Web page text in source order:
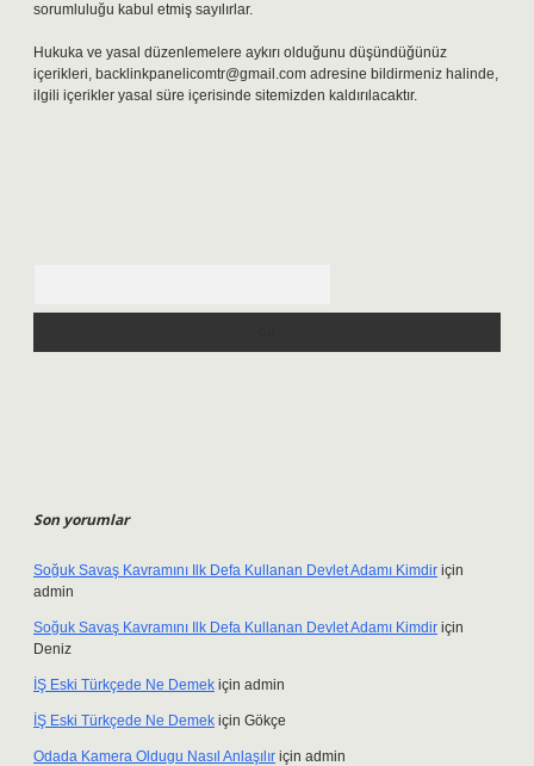
sorumluluğu kabul etmiş sayılırlar.
Hukuka ve yasal düzenlemelere aykırı olduğunu düşündüğünüz
içerikleri, backlinkpanelicomtr@gmail.com adresine bildirmeniz halinde,
ilgili içerikler yasal süre içerisinde sitemizden kaldırılacaktır.
Son yorumlar
Soğuk Savaş Kavramını Ilk Defa Kullanan Devlet Adamı Kimdir için
admin
Soğuk Savaş Kavramını Ilk Defa Kullanan Devlet Adamı Kimdir için
Deniz
İŞ Eski Türkçede Ne Demek için admin
İŞ Eski Türkçede Ne Demek için Gökçe
Odada Kamera Oldugu Nasıl Anlaşılır için admin